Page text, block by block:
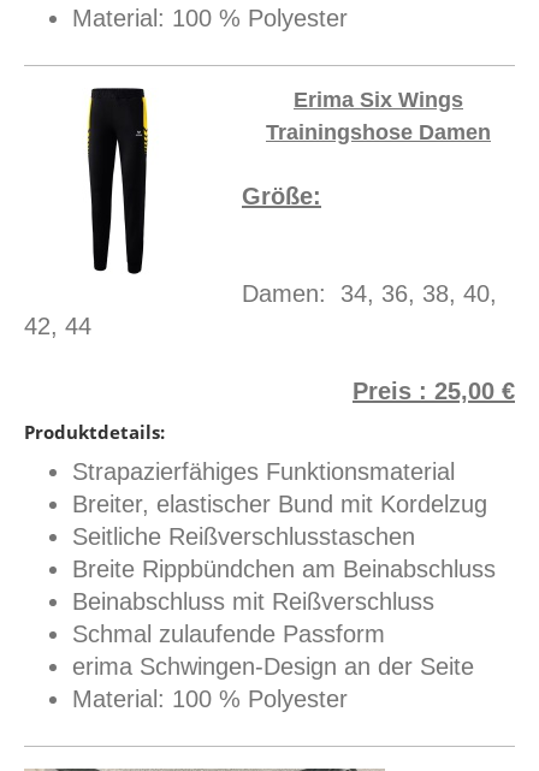
Material: 100 % Polyester
Erima Six Wings
Trainingshose Damen
Größe:
Damen: 34, 36, 38, 40,
42, 44
Preis : 25,00 €
Produktdetails:
Strapazierfähiges Funktionsmaterial
Breiter, elastischer Bund mit Kordelzug
Seitliche Reißverschlusstaschen
Breite Rippbündchen am Beinabschluss
Beinabschluss mit Reißverschluss
Schmal zulaufende Passform
erima Schwingen-Design an der Seite
Material: 100 % Polyester